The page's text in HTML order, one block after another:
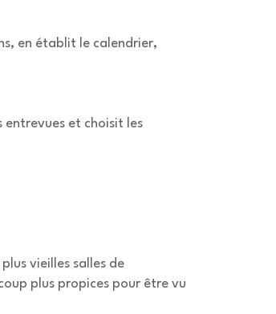
en établit le calendrier,
entrevues et choisit les
vieilles salles de
plus propices pour être vu